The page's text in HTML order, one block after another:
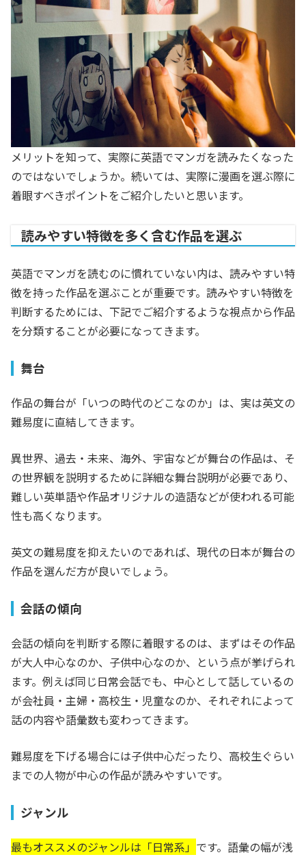
メリットを知って、実際に英語でマンガを読みたくなった
のではないでしょうか。続いては、実際に漫画を選ぶ際に
着眼すべきポイントをご紹介したいと思います。
読みやすい特徴を多く含む作品を選ぶ
英語でマンガを読むのに慣れていない内は、読みやすい特
徴を持った作品を選ぶことが重要です。読みやすい特徴を
判断するためには、下記でご紹介するような視点から作品
を分類することが必要になってきます。
舞台
作品の舞台が「いつの時代のどこなのか」は、実は英文の
難易度に直結してきます。
異世界、過去・未来、海外、宇宙などが舞台の作品は、そ
の世界観を説明するために詳細な舞台説明が必要であり、
難しい英単語や作品オリジナルの造語などが使われる可能
性も高くなります。
英文の難易度を抑えたいのであれば、現代の日本が舞台の
作品を選んだ方が良いでしょう。
会話の傾向
会話の傾向を判断する際に着眼するのは、まずはその作品
が大人中心なのか、子供中心なのか、という点が挙げられ
ます。例えば同じ日常会話でも、中心として話しているの
が会社員・主婦・高校生・児童なのか、それぞれによって
話の内容や語彙数も変わってきます。
難易度を下げる場合には子供中心だったり、高校生ぐらい
までの人物が中心の作品が読みやすいです。
ジャンル
最もオススメのジャンルは「日常系」 です。語彙の幅が浅